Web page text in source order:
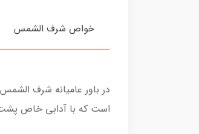
خواص شرف الشمس
در باور عامیانه شرف
است که با آدابی خاص پشت عقیق زرد